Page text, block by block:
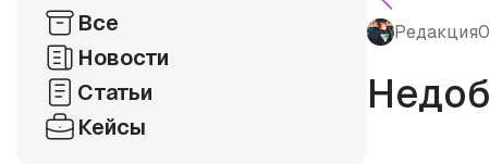
Все
Новости
Статьи
Кейсы
Редакция